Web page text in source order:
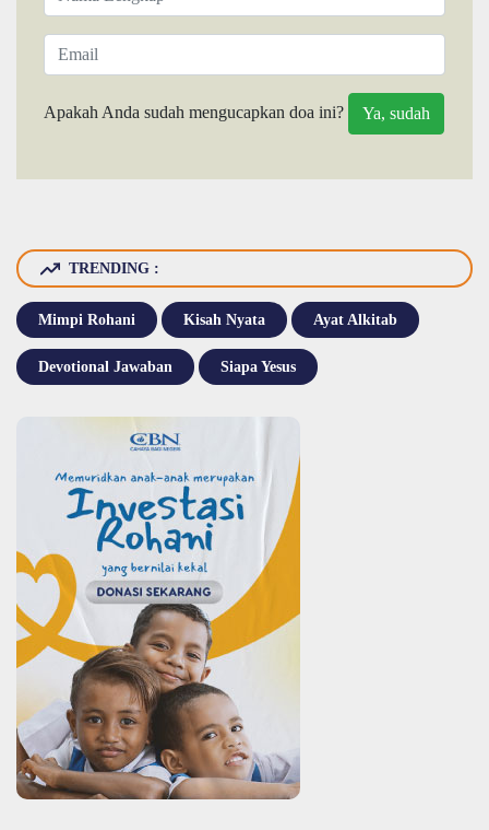
Apakah Anda sudah mengucapkan doa ini?
TRENDING :
Mimpi Rohani Kisah Nyata Ayat Alkitab
Devotional Jawaban Siapa Yesus